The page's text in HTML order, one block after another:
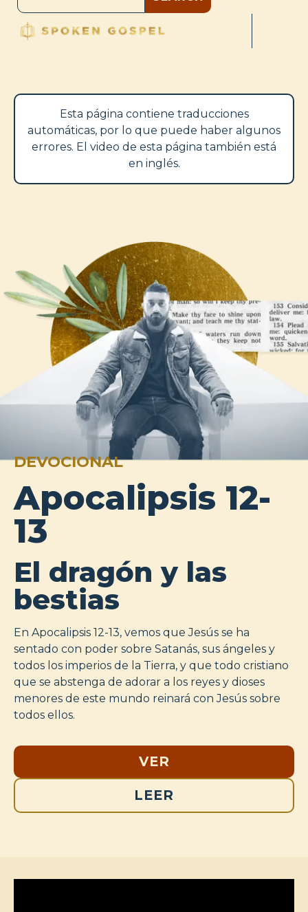
Esta página contiene traducciones
automáticas, por lo que puede haber algunos
errores. El video de esta página también está
en inglés.
DEVOCIONAL
Apocalipsis 12-
13
El dragón y las
bestias
En Apocalipsis 12-13, vemos que Jesús se ha
sentado con poder sobre Satanás, sus ángeles y
todos los imperios de la Tierra, y que todo cristiano
que se abstenga de adorar a los reyes y dioses
menores de este mundo reinará con Jesús sobre
todos ellos.
VER
LEER